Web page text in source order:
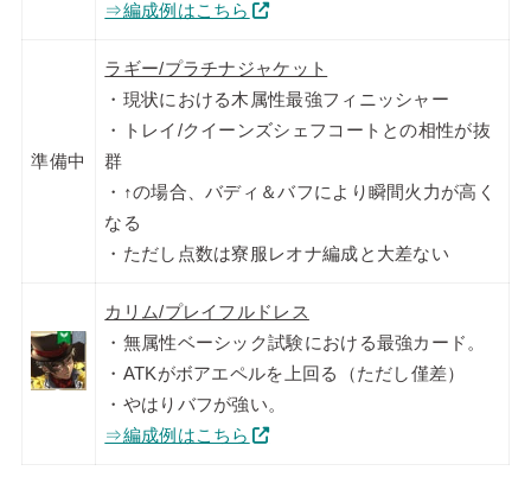
⇒編成例はこちら
準備中
ラギー/プラチナジャケット
・現状における木属性最強フィニッシャー
・トレイ/クイーンズシェフコートとの相性が抜
群
・↑の場合、バディ＆バフにより瞬間火力が高く
なる
・ただし点数は寮服レオナ編成と大差ない
カリム/プレイフルドレス
・無属性ベーシック試験における最強カード。
・ATKがボアエペルを上回る（ただし僅差）
・やはりバフが強い。
⇒編成例はこちら